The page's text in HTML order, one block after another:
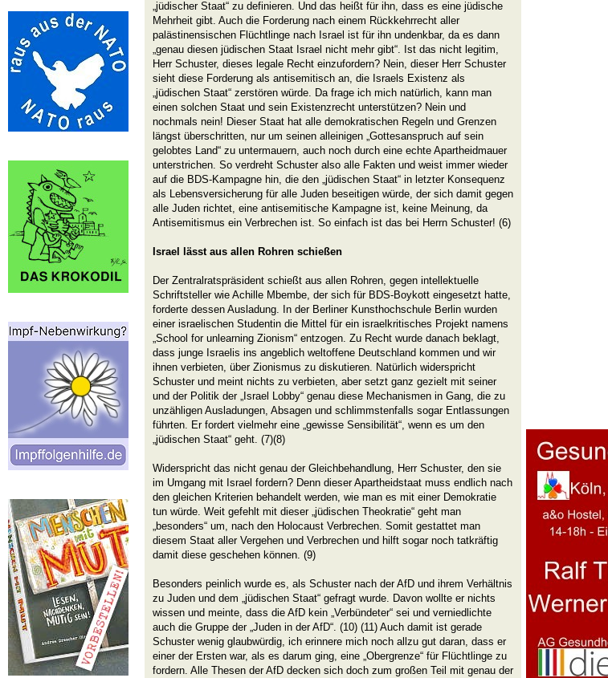
„jüdischer Staat“ zu definieren. Und das heißt für ihn, dass es eine jüdische
Mehrheit gibt. Auch die Forderung nach einem Rückkehrrecht aller
palästinensischen Flüchtlinge nach Israel ist für ihn undenkbar, da es dann
„genau diesen jüdischen Staat Israel nicht mehr gibt“. Ist das nicht legitim,
Herr Schuster, dieses legale Recht einzufordern? Nein, dieser Herr Schuster
sieht diese Forderung als antisemitisch an, die Israels Existenz als
„jüdischen Staat“ zerstören würde. Da frage ich mich natürlich, kann man
einen solchen Staat und sein Existenzrecht unterstützen? Nein und
nochmals nein! Dieser Staat hat alle demokratischen Regeln und Grenzen
längst überschritten, nur um seinen alleinigen „Gottesanspruch auf sein
gelobtes Land“ zu untermauern, auch noch durch eine echte Apartheidmauer
unterstrichen. So verdreht Schuster also alle Fakten und weist immer wieder
auf die BDS-Kampagne hin, die den „jüdischen Staat“ in letzter Konsequenz
als Lebensversicherung für alle Juden beseitigen würde, der sich damit gegen
alle Juden richtet, eine antisemitische Kampagne ist, keine Meinung, da
Antisemitismus ein Verbrechen ist. So einfach ist das bei Herrn Schuster! (6)
Israel lässt aus allen Rohren schießen
Der Zentralratspräsident schießt aus allen Rohren, gegen intellektuelle
Schriftsteller wie Achille Mbembe, der sich für BDS-Boykott eingesetzt hatte,
forderte dessen Ausladung. In der Berliner Kunsthochschule Berlin wurden
einer israelischen Studentin die Mittel für ein israelkritisches Projekt namens
„School for unlearning Zionism“ entzogen. Zu Recht wurde danach beklagt,
dass junge Israelis ins angeblich weltoffene Deutschland kommen und wir
ihnen verbieten, über Zionismus zu diskutieren. Natürlich widerspricht
Schuster und meint nichts zu verbieten, aber setzt ganz gezielt mit seiner
und der Politik der „Israel Lobby“ genau diese Mechanismen in Gang, die zu
unzähligen Ausladungen, Absagen und schlimmstenfalls sogar Entlassungen
führten. Er fordert vielmehr eine „gewisse Sensibilität“, wenn es um den
„jüdischen Staat“ geht. (7)(8)
Widerspricht das nicht genau der Gleichbehandlung, Herr Schuster, den sie
im Umgang mit Israel fordern? Denn dieser Apartheidstaat muss endlich nach
den gleichen Kriterien behandelt werden, wie man es mit einer Demokratie
tun würde. Weit gefehlt mit dieser „jüdischen Theokratie“ geht man
„besonders“ um, nach den Holocaust Verbrechen. Somit gestattet man
diesem Staat aller Vergehen und Verbrechen und hilft sogar noch tatkräftig
damit diese geschehen können. (9)
Besonders peinlich wurde es, als Schuster nach der AfD und ihrem Verhältnis
zu Juden und dem „jüdischen Staat“ gefragt wurde. Davon wollte er nichts
wissen und meinte, dass die AfD kein „Verbündeter“ sei und verniedlichte
auch die Gruppe der „Juden in der AfD“. (10) (11) Auch damit ist gerade
Schuster wenig glaubwürdig, ich erinnere mich noch allzu gut daran, dass er
einer der Ersten war, als es darum ging, eine „Obergrenze“ für Flüchtlinge zu
fordern. Alle Thesen der AfD decken sich doch zum großen Teil mit genau der